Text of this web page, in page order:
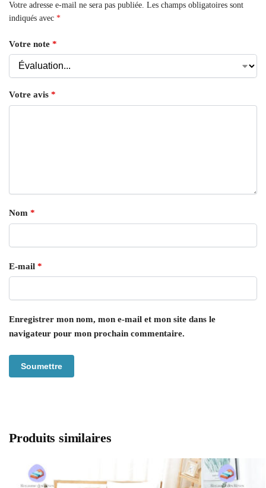
Votre adresse e-mail ne sera pas publiée. Les champs obligatoires sont
indiqués avec *
Votre note *
Votre avis *
Nom *
E-mail *
Enregistrer mon nom, mon e-mail et mon site dans le
navigateur pour mon prochain commentaire.
Produits similaires